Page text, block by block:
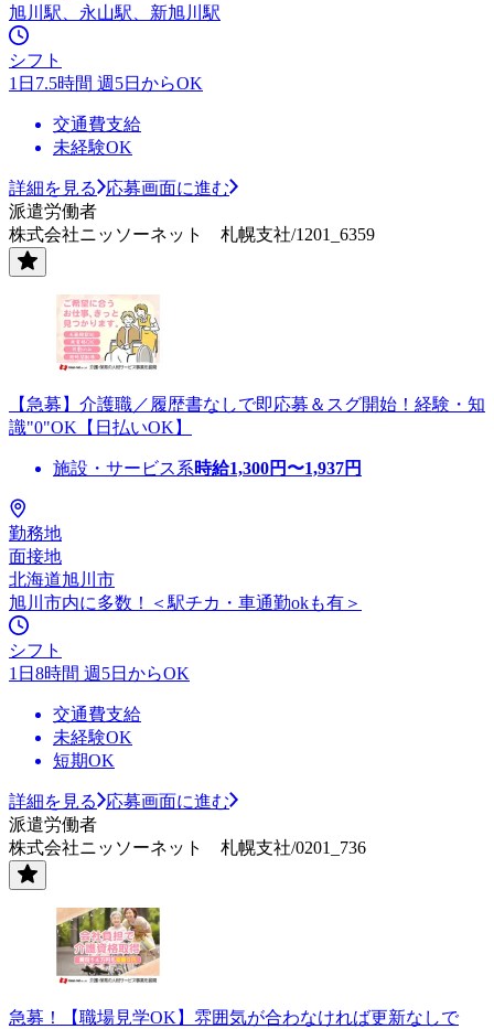
旭川駅、永山駅、新旭川駅
シフト
1日7.5時間 週5日からOK
交通費支給
未経験OK
詳細を見る
応募画面に進む
派遣労働者
株式会社ニッソーネット 札幌支社/1201_6359
【急募】介護職／履歴書なしで即応募＆スグ開始！経験・知
識"0"OK【日払いOK】
施設・サービス系時給1,300円〜1,937円
勤務地
面接地
北海道旭川市
旭川市内に多数！＜駅チカ・車通勤okも有＞
シフト
1日8時間 週5日からOK
交通費支給
未経験OK
短期OK
詳細を見る
応募画面に進む
派遣労働者
株式会社ニッソーネット 札幌支社/0201_736
急募！【職場見学OK】雰囲気が合わなければ更新なしで